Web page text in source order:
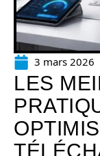
3 mars 2026
LES